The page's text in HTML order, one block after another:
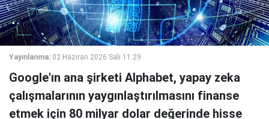
Yayınlanma: 02 Haziran 2026 Salı 11:29
Google'ın ana şirketi Alphabet, yapay zeka
çalışmalarının yaygınlaştırılmasını finanse
etmek için 80 milyar dolar değerinde hisse